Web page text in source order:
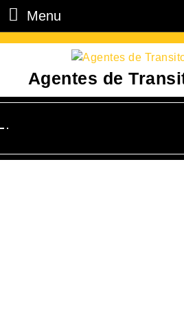
Menu
Agentes de